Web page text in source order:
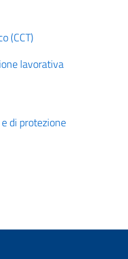
(CCT)
lavorativa
di protezione